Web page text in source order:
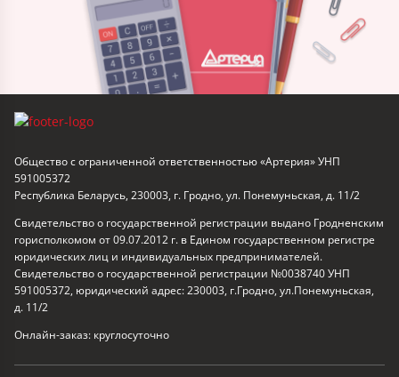
Общество с ограниченной ответственностью «Артерия» УНП
591005372
Республика Беларусь, 230003, г. Гродно, ул. Понемуньская, д. 11/2
Свидетельство о государственной регистрации выдано Гродненским
горисполкомом от 09.07.2012 г. в Едином государственном регистре
юридических лиц и индивидуальных предпринимателей.
Свидетельство о государственной регистрации №0038740 УНП
591005372, юридический адрес: 230003, г.Гродно, ул.Понемуньская,
д. 11/2
Онлайн-заказ: круглосуточно